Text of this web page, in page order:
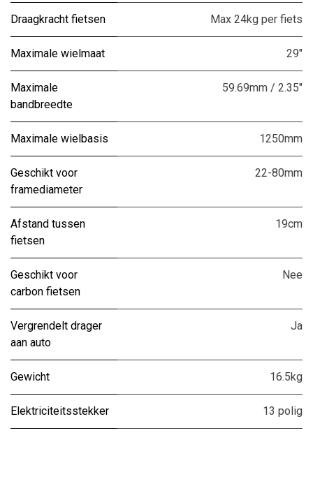
Draagkracht fietsen Max 24kg per fiets
Maximale wielmaat 29"
Maximale
bandbreedte
59.69mm / 2.35"
Maximale wielbasis 1250mm
Geschikt voor
framediameter
22-80mm
Afstand tussen
fietsen
19cm
Geschikt voor
carbon fietsen
Nee
Vergrendelt drager
aan auto
Ja
Gewicht 16.5kg
Elektriciteitsstekker 13 polig